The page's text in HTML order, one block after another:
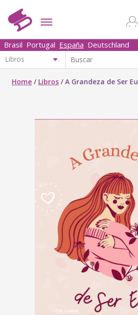
Brasil Portugal España Deutschland
Home / Libros /A Grandeza de Ser Eu